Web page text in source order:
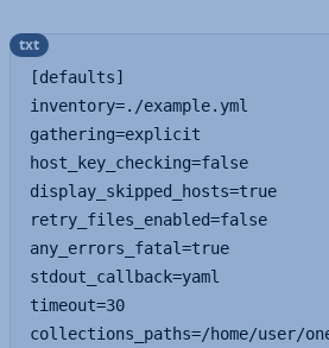
[defaults]
inventory=./example.yml
gathering=explicit
host_key_checking=false
display_skipped_hosts=true
retry_files_enabled=false
any_errors_fatal=true
stdout_callback=yaml
timeout=30
collections_paths=/home/user/
txt